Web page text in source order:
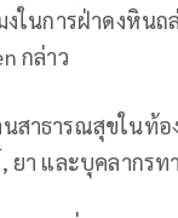
งในการฝ่าดงหิ
กล่าว
สาธารณสุขในท้อ
ยา และบุคลากรท